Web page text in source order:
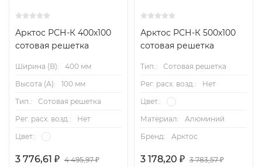
Арктос РСН-К 400х100
сотовая решетка
Ширина (B):
400 мм
Высота (А):
100 мм
Тип.:
Сотовая решетка
Рег. расх. возд.:
Нет
Цвет.:
3 776,61 ₽ 4 495,97₽
Арктос РСН-К 500х100
сотовая решетка
Тип.:
Сотовая решетка
Рег. расх. возд.:
Нет
Цвет.:
Материал:
Алюминий
Бренд:
Арктос
3 178,20 ₽ 3 783,57₽